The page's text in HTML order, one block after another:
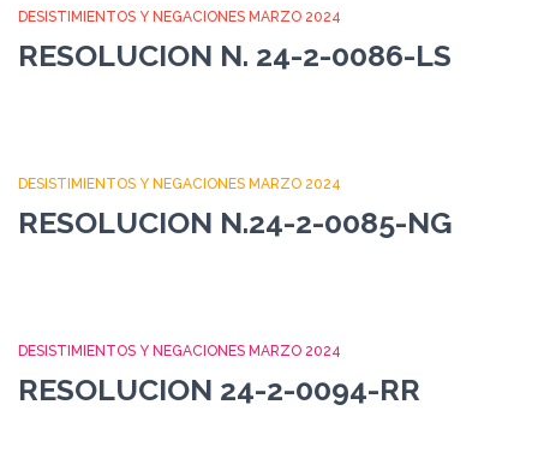
DESISTIMIENTOS Y NEGACIONES MARZO 2024
RESOLUCION N. 24-2-0086-LS
DESISTIMIENTOS Y NEGACIONES MARZO 2024
RESOLUCION N.24-2-0085-NG
DESISTIMIENTOS Y NEGACIONES MARZO 2024
RESOLUCION 24-2-0094-RR